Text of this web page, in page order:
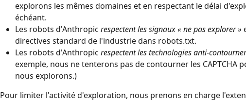
explorons les mêmes domaines et en respectant le délai
échéant.
Les robots d'Anthropic respectent les signaux « ne pas explorer »
directives standard de l'industrie dans robots.txt.
Les robots d'Anthropic respectent les technologies anti-
exemple, nous ne tenterons pas de contourner les CAPTCHA
nous explorons.)
Pour limiter l'activité d'exploration, nous prenons en charge